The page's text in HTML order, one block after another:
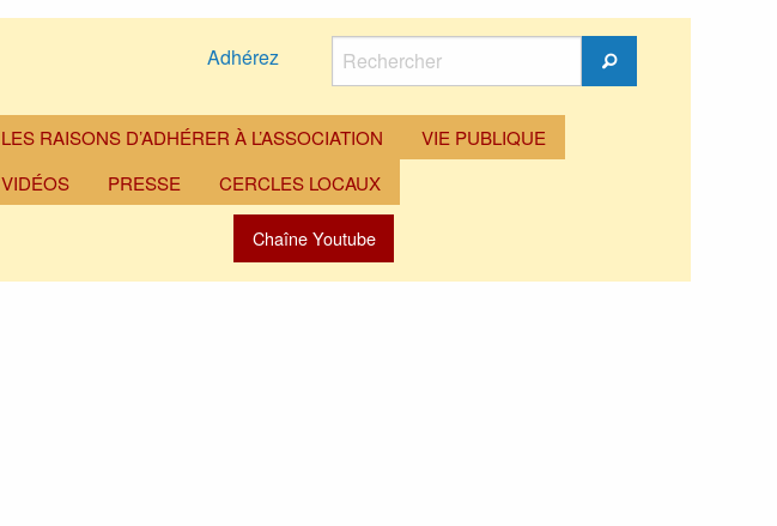
Adhérez
Rechercher
Rechercher
LES RAISONS D’ADHÉRER À L’ASSOCIATION
VIE PUBLIQUE
VIDÉOS
PRESSE CERCLES LOCAUX
Chaîne Youtube